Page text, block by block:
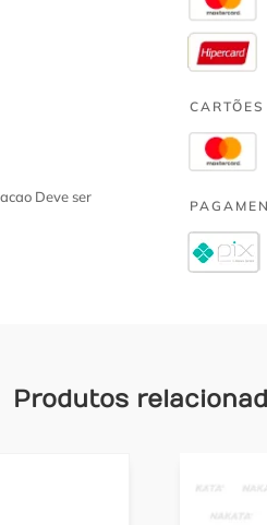
Deve ser
Produtos